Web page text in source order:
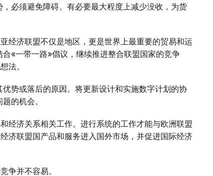
必须避免障碍。有必要最大程度上减少没收，为货
经济联盟不仅是地区，更是世界上最重要的贸易和运
«一带一路»倡议，继续推进整合联盟国家的竞争
法。
势或落后的原因。将更新设计和实施数字计划的协
的机会。
经济关系相关工作。进行系统的工作才能与欧洲联盟
济联盟国产品和服务进入国外市场，并促进国际经济
争并不容易。